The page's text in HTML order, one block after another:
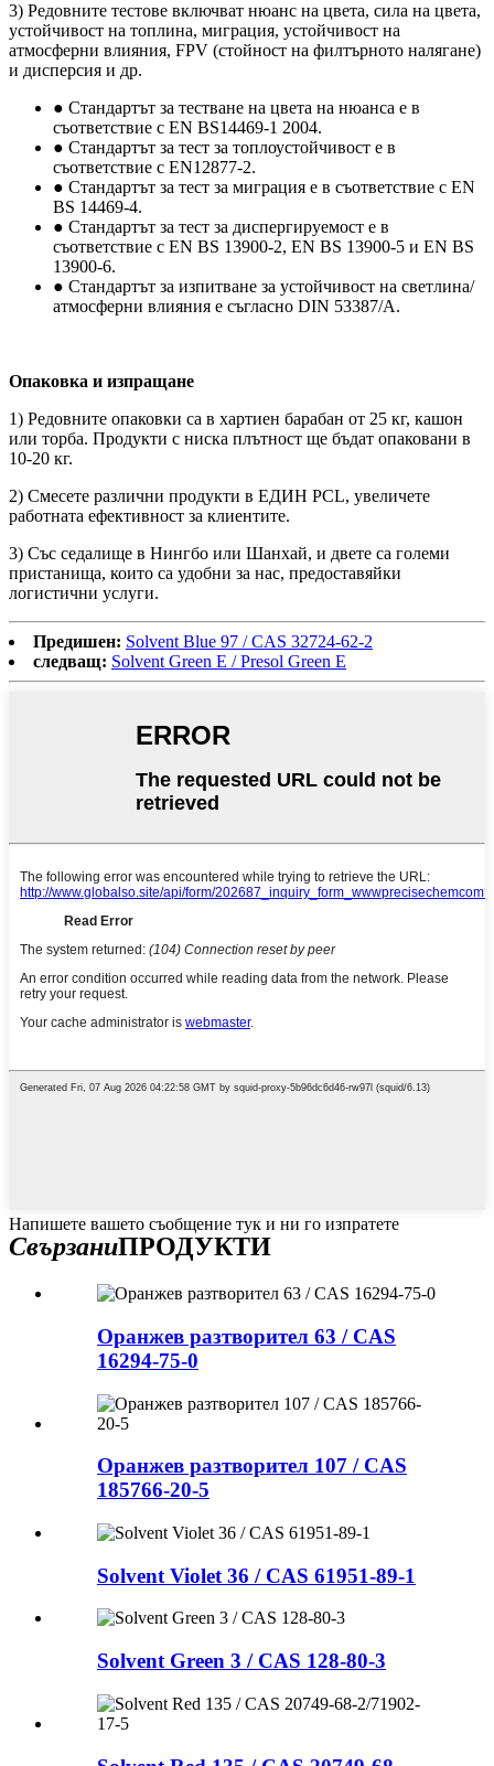
3) Редовните тестове включват нюанс на цвета, сила на цвета,
устойчивост на топлина, миграция, устойчивост на
атмосферни влияния, FPV (стойност на филтърното налягане)
и дисперсия и др.
● Стандартът за тестване на цвета на нюанса е в
съответствие с EN BS14469-1 2004.
● Стандартът за тест за топлоустойчивост е в
съответствие с EN12877-2.
● Стандартът за тест за миграция е в съответствие с EN
BS 14469-4.
● Стандартът за тест за диспергируемост е в
съответствие с EN BS 13900-2, EN BS 13900-5 и EN BS
13900-6.
● Стандартът за изпитване за устойчивост на светлина/
атмосферни влияния е съгласно DIN 53387/A.
Опаковка и изпращане
1) Редовните опаковки са в хартиен барабан от 25 кг, кашон
или торба. Продукти с ниска плътност ще бъдат опаковани в
10-20 кг.
2) Смесете различни продукти в ЕДИН PCL, увеличете
работната ефективност за клиентите.
3) Със седалище в Нингбо или Шанхай, и двете са големи
пристанища, които са удобни за нас, предоставяйки
логистични услуги.
Предишен: Solvent Blue 97 / CAS 32724-62-2
следващ: Solvent Green E / Presol Green E
Напишете вашето съобщение тук и ни го изпратете
СвързаниПРОДУКТИ
Оранжев разтворител 63 / CAS
16294-75-0
Оранжев разтворител 107 / CAS
185766-20-5
Solvent Violet 36 / CAS 61951-89-1
Solvent Green 3 / CAS 128-80-3